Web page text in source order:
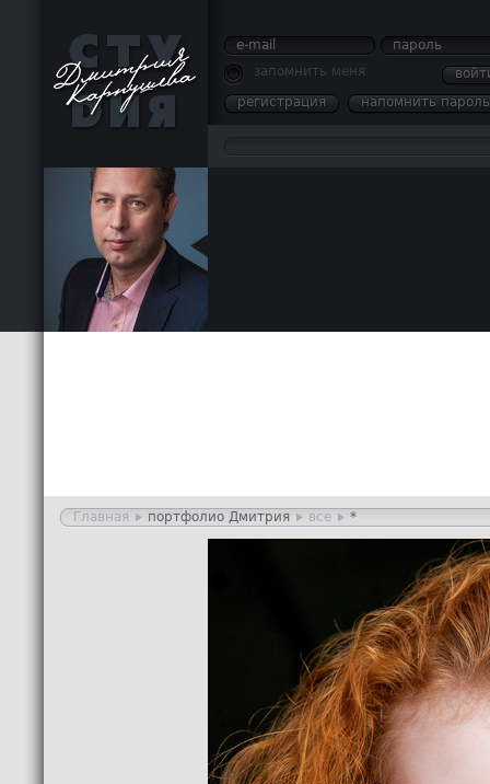
e-mail
пароль
запомнить меня
регистрация
напомнить пароль
Главная портфолио Дмитрия все *